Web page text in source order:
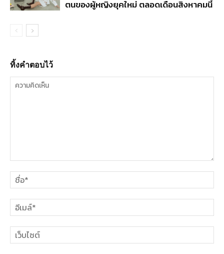
ตนของผู้หญิงยุคใหม่ ตลอดเดือนสิงหาคมนี้
ทิ้งคำตอบไว้